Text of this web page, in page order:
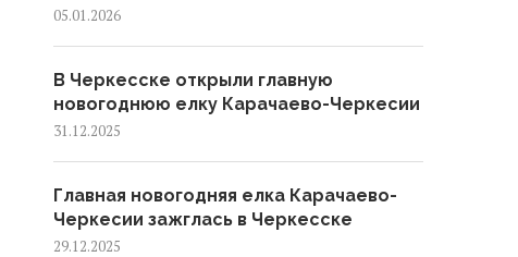
05.01.2026
В Черкесске открыли главную
новогоднюю елку Карачаево-Черкесии
31.12.2025
Главная новогодняя елка Карачаево-
Черкесии зажглась в Черкесске
29.12.2025